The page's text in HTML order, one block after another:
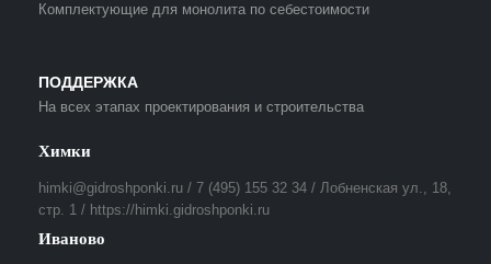
Комплектующие для монолита по себестоимости
ПОДДЕРЖКА
На всех этапах проектирования и строительства
Химки
himki@gidroshponki.ru / 7 (495) 155 32 34 / Лобненская ул., 18,
стр. 1 / https://himki.gidroshponki.ru
Иваново